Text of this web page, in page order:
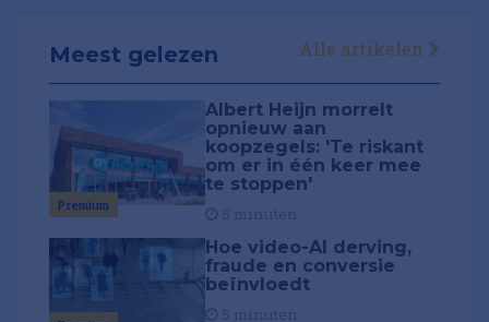
Meest gelezen Alle artikelen
Premium
Albert Heijn morrelt
opnieuw aan
koopzegels: 'Te riskant
om er in één keer mee
te stoppen'
Hoe video-AI derving,
fraude en conversie
beïnvloedt